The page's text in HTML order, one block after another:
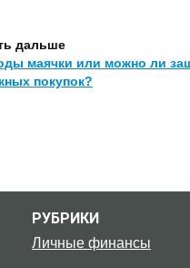
дальше
маячки или можно ли
покупок?
РУБРИКИ
Личные финансы